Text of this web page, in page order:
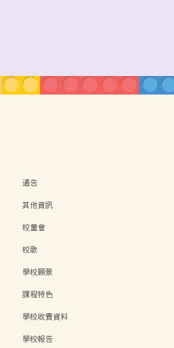
通告
其他資訊
校董會
校歌
學校願景
課程特色
學校收費資料
學校報告